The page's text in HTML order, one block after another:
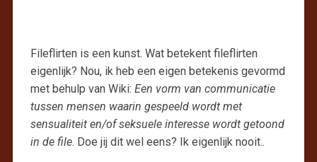
Fileflirten is een kunst. Wat betekent fileflirten
eigenlijk? Nou, ik heb een eigen betekenis gevormd
met behulp van Wiki: Een vorm van communicatie
tussen mensen waarin gespeeld wordt met
sensualiteit en/of seksuele interesse wordt getoond
in de file. Doe jij dit wel eens? Ik eigenlijk nooit..